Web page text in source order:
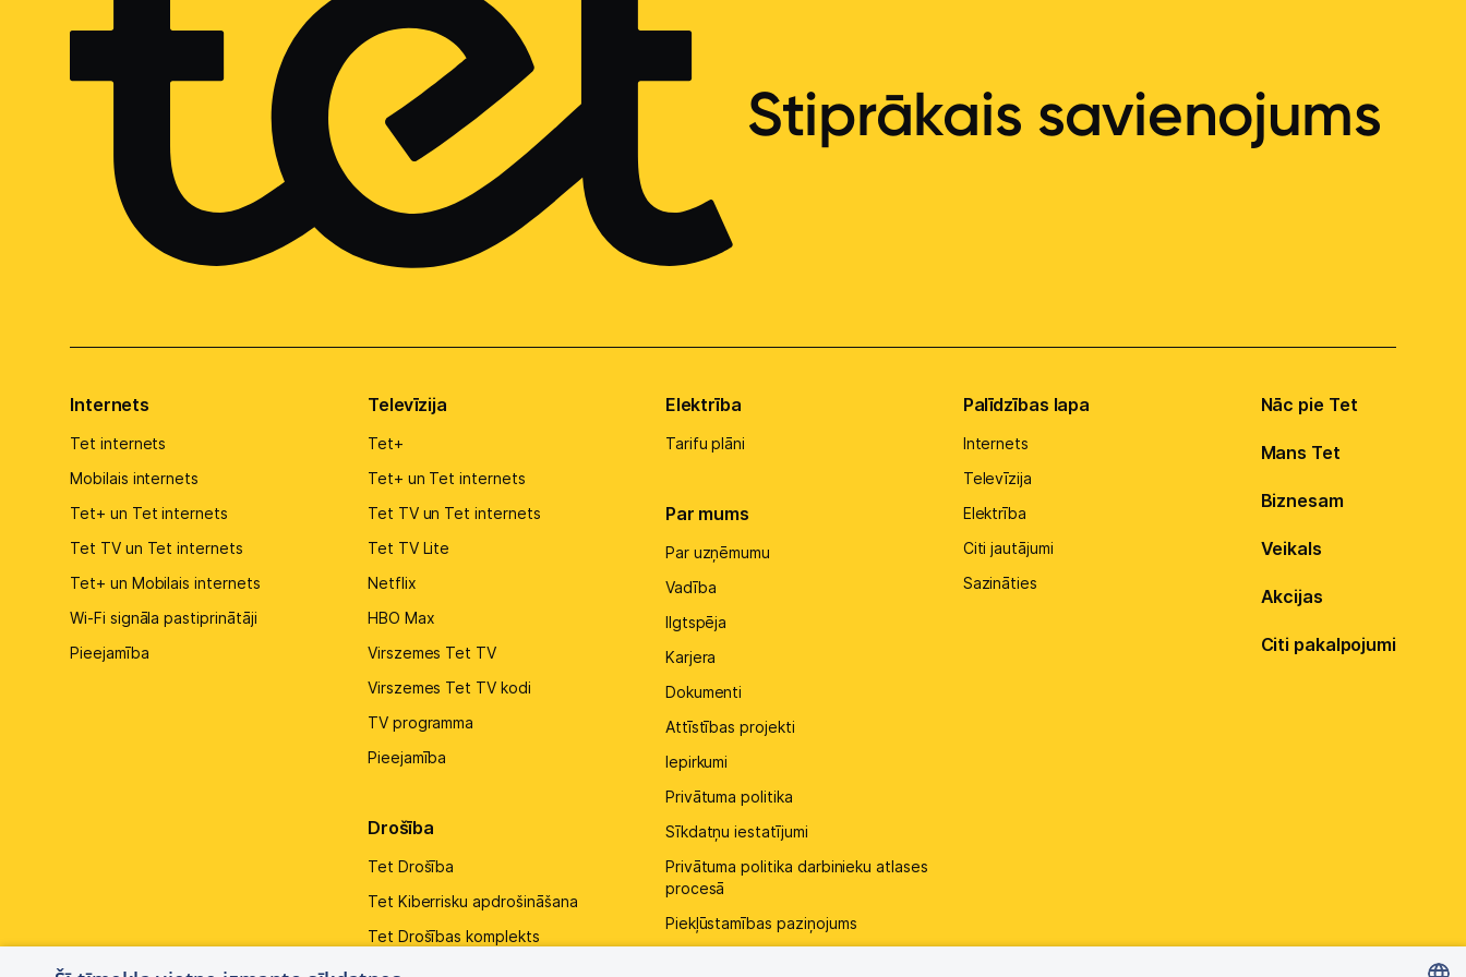
Stiprākais savienojums
Internets
Tet internets
Mobilais internets
Tet+ un Tet internets
Tet TV un Tet internets
Tet+ un Mobilais internets
Wi-Fi signāla pastiprinātāji
Pieejamība
Televīzija
Tet+
Tet+ un Tet internets
Tet TV un Tet internets
Tet TV Lite
Netflix
HBO Max
Virszemes Tet TV
Virszemes Tet TV kodi
TV programma
Pieejamība
Drošība
Tet Drošība
Tet Kiberrisku apdrošināšana
Tet Drošības komplekts
Elektrība
Tarifu plāni
Par mums
Par uzņēmumu
Vadība
Ilgtspēja
Karjera
Dokumenti
Attīstības projekti
Iepirkumi
Privātuma politika
Sīkdatņu iestatījumi
Privātuma politika darbinieku atlases
procesā
Piekļūstamības paziņojums
Palīdzības lapa
Internets
Televīzija
Elektrība
Citi jautājumi
Sazināties
Nāc pie Tet
Mans Tet
Biznesam
Veikals
Akcijas
Citi pakalpojumi